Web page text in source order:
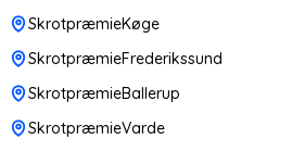
SkrotpræmieKøge
SkrotpræmieFrederikssund
SkrotpræmieBallerup
SkrotpræmieVarde